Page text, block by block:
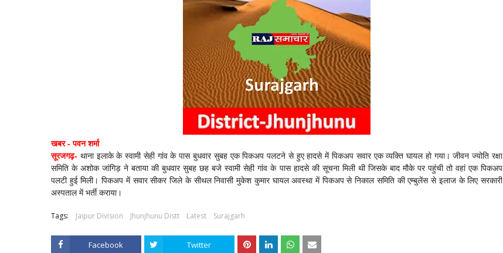
खबर - पवन शर्मा
सूरजगढ़- थाना इलाके के स्वामी सेही गांव के पास बुधवार सुबह एक पिकअप पलटने से हुए हादसे में पिकअप सवार एक व्यक्ति घायल हो गया। जीवन ज्योति रक्षा
समिति के अशोक जांगिड़ ने बताया की बुधवार सुबह छह बजे स्वामी सेही गांव के पास हादसे की सूचना मिली थी जिसके बाद मौके पर पहुंची तो वहां एक पिकअप
पलटी हुई मिली। पिकअप में सवार सीकर जिले के सीथल निवासी मुकेश कुमार घायल अवस्था में पिकअप से निकाल समिति की एम्बुलेंस से इलाज के लिए सरकारी
अस्पताल में भर्ती कराया।
Tags: Jaipur Division Jhunjhunu Distt Latest Surajgarh
Facebook Twitter